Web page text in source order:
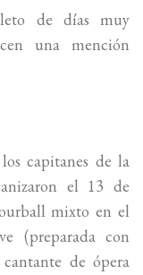
de días muy
una mención
capitanes de la
el 13 de
mixto en el
(preparada con
de ópera